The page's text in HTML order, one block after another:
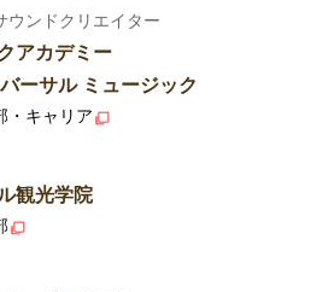
ウンドクリエイター
アカデミー
ーサル ミュージック
・キャリア
観光学院